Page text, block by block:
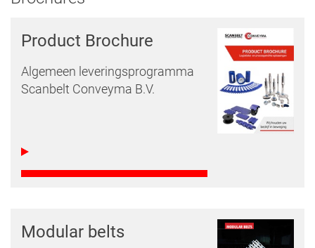
Product Brochure
Algemeen leveringsprogramma
Scanbelt Conveyma B.V.
Modular belts